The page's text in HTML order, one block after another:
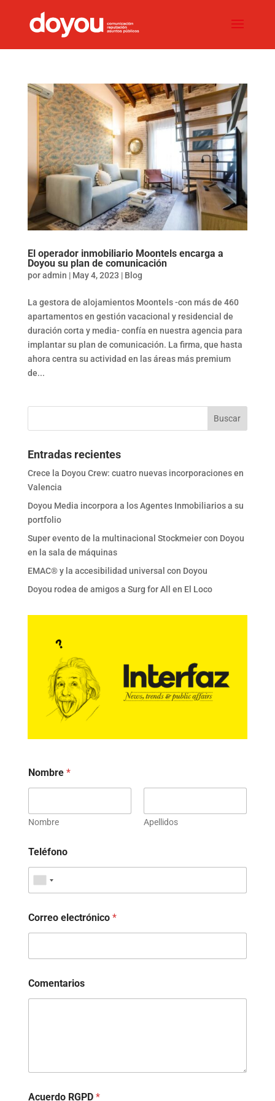
El operador inmobiliario Moontels encarga a
Doyou su plan de comunicación
poradmin | May 4, 2023 | Blog
La gestora de alojamientos Moontels -con más de 460
apartamentos en gestión vacacional y residencial de
duración corta y media- confía en nuestra agencia para
implantar su plan de comunicación. La firma, que hasta
ahora centra su actividad en las áreas más premium
de...
Entradas recientes
Crece la Doyou Crew: cuatro nuevas incorporaciones en
Valencia
Doyou Media incorpora a los Agentes Inmobiliarios a su
portfolio
Super evento de la multinacional Stockmeier con Doyou
en la sala de máquinas
EMAC® y la accesibilidad universal con Doyou
Doyou rodea de amigos a Surg for All en El Loco
Nombre *
Nombre Apellidos
Teléfono
Correo electrónico *
Comentarios
Acuerdo RGPD *